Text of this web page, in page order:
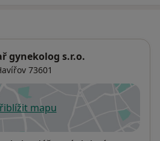
gynekolog s.r.o.
73601
mapu
se otevře v nové záložce